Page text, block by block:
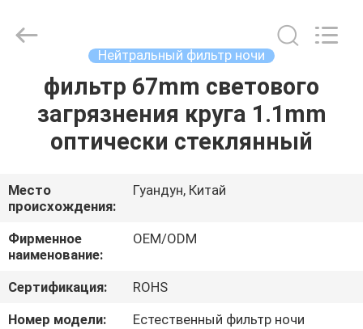
ДОМ
ПРОДУКТЫ
О
НАС
ПУТЕШЕСТВИЕ
ФАБРИКИ
Technology
Ltd..
Нейтральный фильтр ночи
фильтр 67mm светового
загрязнения круга 1.1mm
оптически стеклянный
Место
происхождения:
Гуандун, Китай
Фирменное
наименование:
OEM/ODM
Сертификация:
ROHS
Номер модели:
Естественный фильтр ночи